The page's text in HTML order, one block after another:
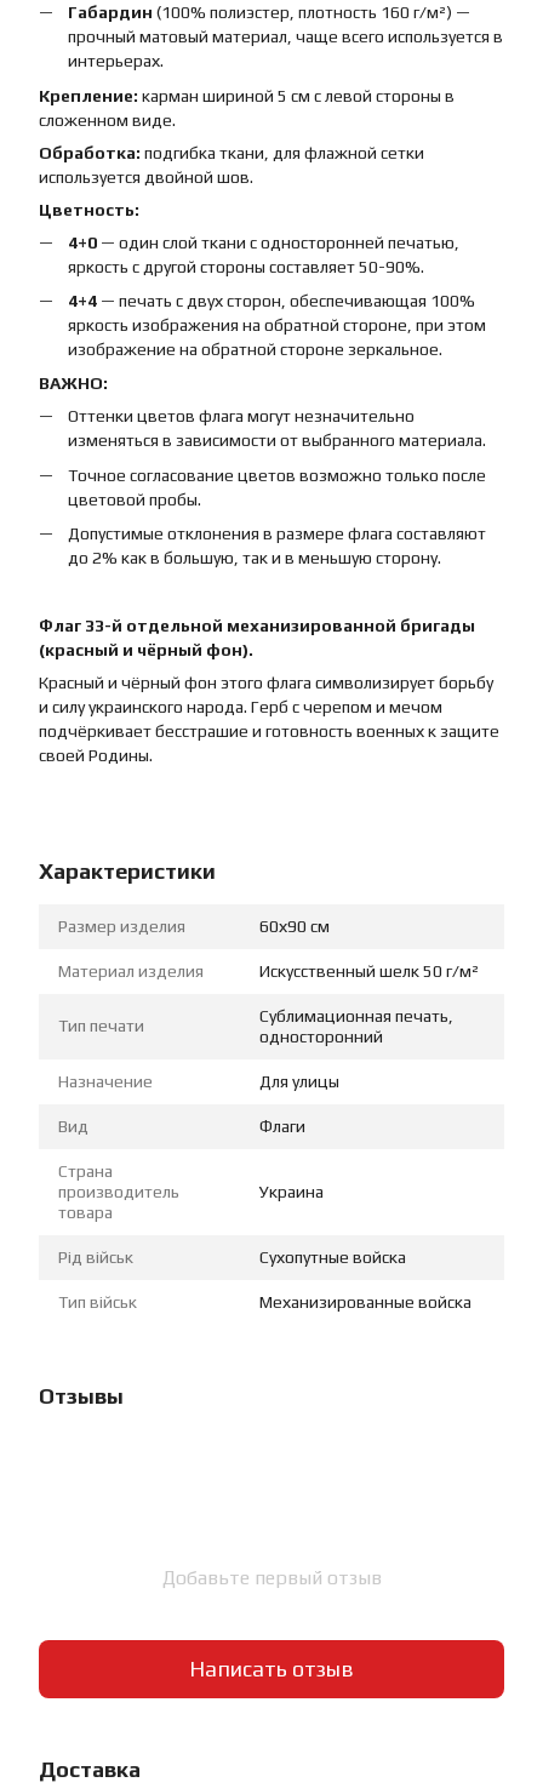
Габардин (100% полиэстер, плотность 160 г/м²) —
прочный матовый материал, чаще всего используется в
интерьерах.
Крепление: карман шириной 5 см с левой стороны в
сложенном виде.
Обработка: подгибка ткани, для флажной сетки
используется двойной шов.
Цветность:
4+0 — один слой ткани с односторонней печатью,
яркость с другой стороны составляет 50-90%.
4+4 — печать с двух сторон, обеспечивающая 100%
яркость изображения на обратной стороне, при этом
изображение на обратной стороне зеркальное.
ВАЖНО:
Оттенки цветов флага могут незначительно
изменяться в зависимости от выбранного материала.
Точное согласование цветов возможно только после
цветовой пробы.
Допустимые отклонения в размере флага составляют
до 2% как в большую, так и в меньшую сторону.
Флаг 33-й отдельной механизированной бригады
(красный и чёрный фон).
Красный и чёрный фон этого флага символизирует борьбу
и силу украинского народа. Герб с черепом и мечом
подчёркивает бесстрашие и готовность военных к защите
своей Родины.
Характеристики
Размер изделия 60х90 см
Материал изделия Искусственный шелк 50 г/м²
Тип печати
Сублимационная печать,
односторонний
Назначение Для улицы
Вид Флаги
Страна
производитель
товара
Украина
Рід військ Сухопутные войска
Тип військ Механизированные войска
Отзывы
Добавьте первый отзыв
Написать отзыв
Доставка